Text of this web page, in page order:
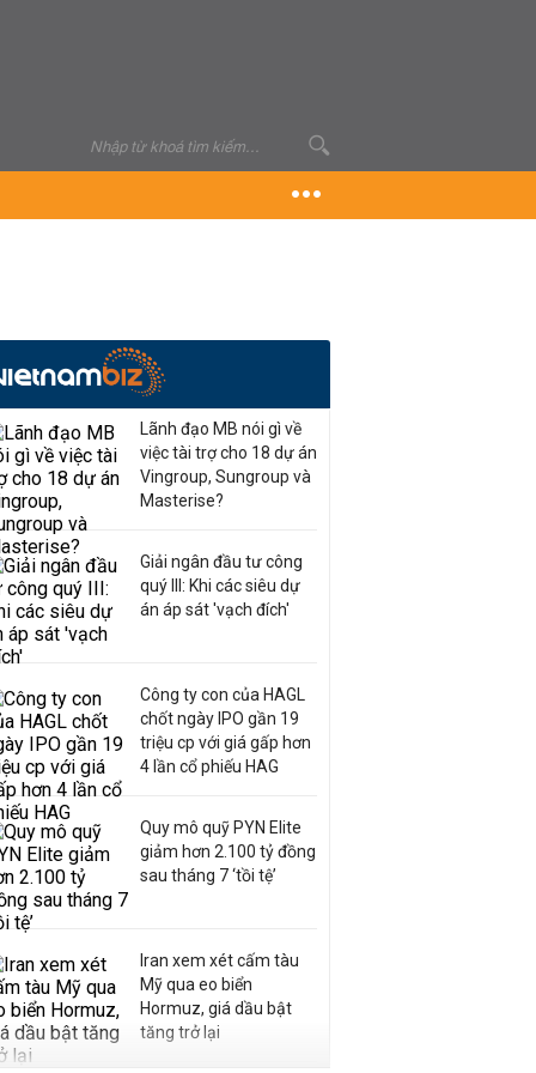
Lãnh đạo MB nói gì về
việc tài trợ cho 18 dự án
Vingroup, Sungroup và
Masterise?
Giải ngân đầu tư công
quý III: Khi các siêu dự
án áp sát 'vạch đích'
Công ty con của HAGL
chốt ngày IPO gần 19
triệu cp với giá gấp hơn
4 lần cổ phiếu HAG
Quy mô quỹ PYN Elite
giảm hơn 2.100 tỷ đồng
sau tháng 7 ‘tồi tệ’
Iran xem xét cấm tàu
Mỹ qua eo biển
Hormuz, giá dầu bật
tăng trở lại